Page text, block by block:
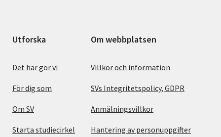
Utforska
Det här gör vi
För dig som
Om SV
Starta studiecirkel
Om webbplatsen
Villkor och information
SVs Integritetspolicy, GDPR
Anmälningsvillkor
Hantering av personuppgifter